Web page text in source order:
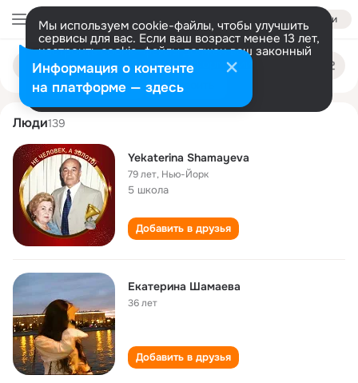
Войти
Мы используем cookie-файлы, чтобы улучшить
сервисы для вас. Если ваш возраст менее 13 лет,
настроить cookie-файлы должен ваш законный
представитель. Больше информации
Разрешить все Настроить
Поиск
людям
ekaterina shamaeva
Люди139
Yekaterina Shamayeva
79 лет, Нью-Йорк
5 школа
Добавить в друзья
Екатерина Шамаева
36 лет
Добавить в друзья
Информация о контенте
на платформе — здесь